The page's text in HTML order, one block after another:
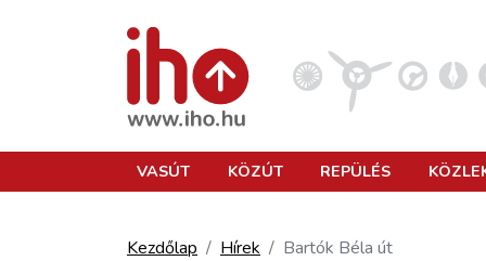
VASÚT KÖZÚT REPÜLÉS
Kezdőlap Hírek Bartók Béla út